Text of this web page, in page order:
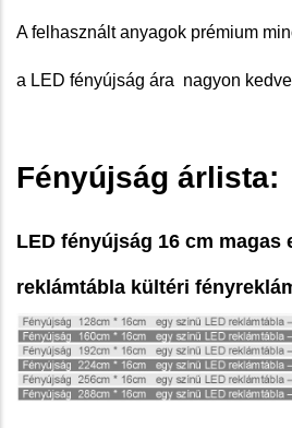
A felhasznált anyagok prémium
a LED fényújság ára nagyon
Fényújság árlista:
LED fényújság 16 cm magas
reklámtábla kültéri